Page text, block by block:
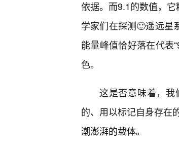
依据。而9.1的数值，
学家们在探测🙂遥远星
能量峰值恰好落在代表
色。
这是否意味着，
的、用以标记自身存在
潮澎湃的载体。